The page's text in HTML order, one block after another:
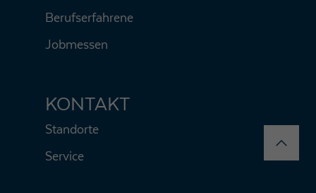
Berufserfahrene
Jobmessen
KONTAKT
Standorte
Service